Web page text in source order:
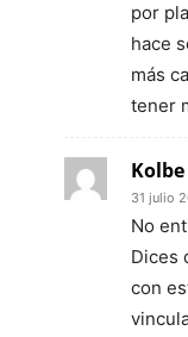
por
hace
más
tener
Kolbe
31 julio
No
Dices
con